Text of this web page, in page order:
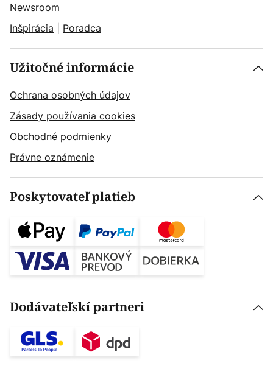
Newsroom
Inšpirácia
Poradca
Užitočné informácie
Ochrana osobných údajov
Zásady používania cookies
Obchodné podmienky
Právne oznámenie
Poskytovateľ platieb
Dodávateľskí partneri